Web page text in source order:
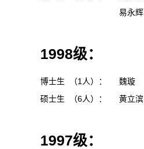
易永
1998级：
博士生 （1人）：
魏璇
硕士生 （6人）：
黄立
1997级：